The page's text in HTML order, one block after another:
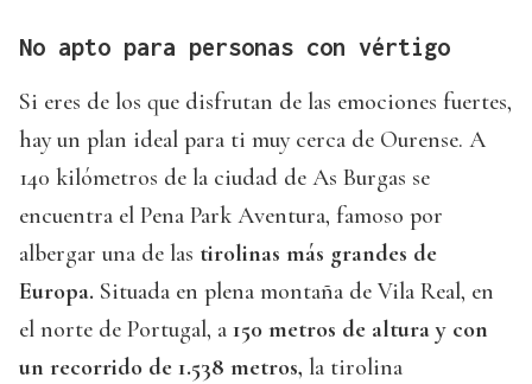
No apto para personas con vértigo
Si eres de los que disfrutan de las emociones fuertes,
hay un plan ideal para ti muy cerca de Ourense. A
140 kilómetros de la ciudad de As Burgas se
encuentra el Pena Park Aventura, famoso por
albergar una de las tirolinas más grandes de
Europa. Situada en plena montaña de Vila Real, en
el norte de Portugal, a 150 metros de altura y con
un recorrido de 1.538 metros, la tirolina